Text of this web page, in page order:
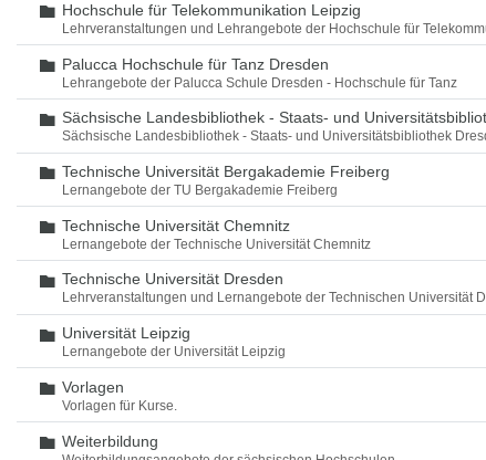
Ordner
Hochschule für Telekommunikation Leipzig
Lehrveranstaltungen und Lehrangebote der Hochschule für
Ordner
Palucca Hochschule für Tanz Dresden
Lehrangebote der Palucca Schule Dresden - Hochschule für Tanz
Ordner
Sächsische Landesbibliothek - Staats- und
Sächsische Landesbibliothek - Staats- und Universitätsbibliothek
Ordner
Technische Universität Bergakademie Freiberg
Lernangebote der TU Bergakademie Freiberg
Ordner
Technische Universität Chemnitz
Lernangebote der Technische Universität Chemnitz
Ordner
Technische Universität Dresden
Lehrveranstaltungen und Lernangebote der Technischen Universität
Ordner
Universität Leipzig
Lernangebote der Universität Leipzig
Ordner
Vorlagen
Vorlagen für Kurse.
Ordner
Weiterbildung